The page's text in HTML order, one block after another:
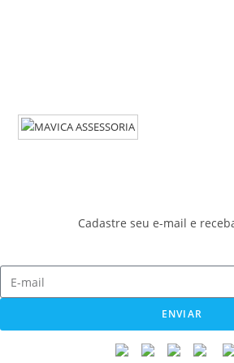
Cadastre seu e-mail e
ENVIAR